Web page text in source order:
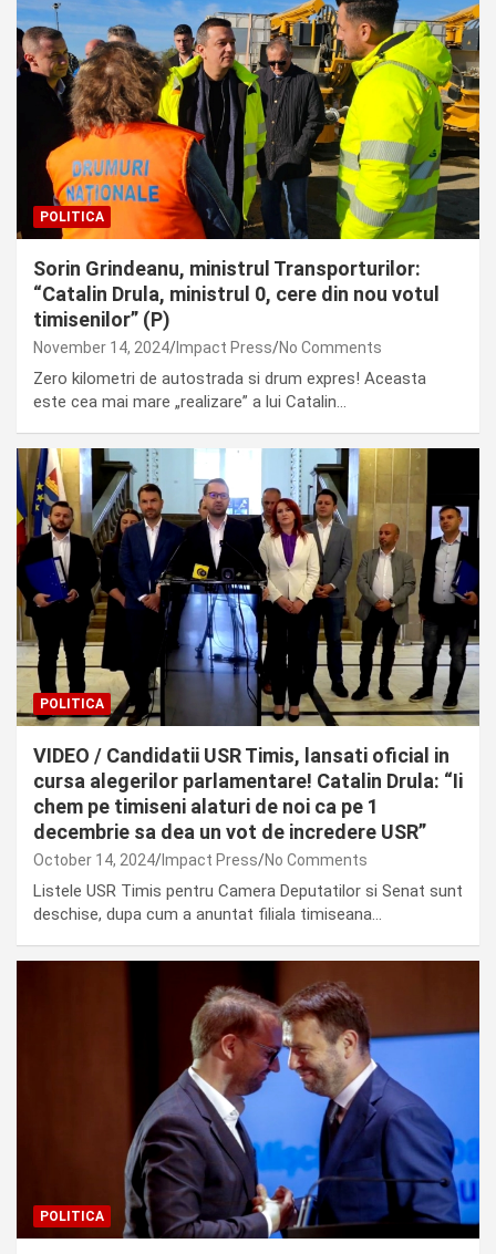
POLITICA
Sorin Grindeanu, ministrul Transporturilor:
“Catalin Drula, ministrul 0, cere din nou votul
timisenilor” (P)
November 14, 2024 Impact Press No Comments
Zero kilometri de autostrada si drum expres! Aceasta
este cea mai mare „realizare” a lui Catalin…
POLITICA
VIDEO / Candidatii USR Timis, lansati oficial in
cursa alegerilor parlamentare! Catalin Drula: “Ii
chem pe timiseni alaturi de noi ca pe 1
decembrie sa dea un vot de incredere USR”
October 14, 2024 Impact Press No Comments
Listele USR Timis pentru Camera Deputatilor si Senat sunt
deschise, dupa cum a anuntat filiala timiseana…
POLITICA